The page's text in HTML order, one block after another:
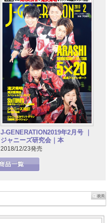
J-GENERATION2019年2月号 ｜
ジャニーズ研究会｜本
2018/12/23発売